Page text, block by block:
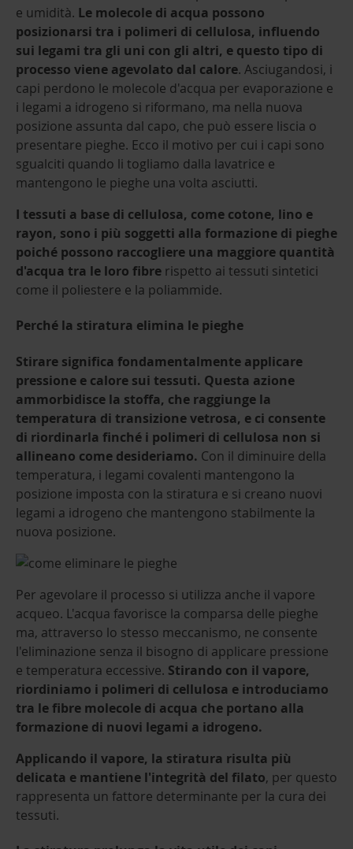
e umidità. Le molecole di acqua possono
posizionarsi tra i polimeri di cellulosa, influendo
sui legami tra gli uni con gli altri, e questo tipo di
processo viene agevolato dal calore. Asciugandosi, i
capi perdono le molecole d'acqua per evaporazione e
i legami a idrogeno si riformano, ma nella nuova
posizione assunta dal capo, che può essere liscia o
presentare pieghe. Ecco il motivo per cui i capi sono
sgualciti quando li togliamo dalla lavatrice e
mantengono le pieghe una volta asciutti.
I tessuti a base di cellulosa, come cotone, lino e
rayon, sono i più soggetti alla formazione di pieghe
poiché possono raccogliere una maggiore quantità
d'acqua tra le loro fibre rispetto ai tessuti sintetici
come il poliestere e la poliammide.
Perché la stiratura elimina le pieghe
Stirare significa fondamentalmente applicare
pressione e calore sui tessuti. Questa azione
ammorbidisce la stoffa, che raggiunge la
temperatura di transizione vetrosa, e ci consente
di riordinarla finché i polimeri di cellulosa non si
allineano come desideriamo. Con il diminuire della
temperatura, i legami covalenti mantengono la
posizione imposta con la stiratura e si creano nuovi
legami a idrogeno che mantengono stabilmente la
nuova posizione.
Per agevolare il processo si utilizza anche il vapore
acqueo. L'acqua favorisce la comparsa delle pieghe
ma, attraverso lo stesso meccanismo, ne consente
l'eliminazione senza il bisogno di applicare pressione
e temperatura eccessive. Stirando con il vapore,
riordiniamo i polimeri di cellulosa e introduciamo
tra le fibre molecole di acqua che portano alla
formazione di nuovi legami a idrogeno.
Applicando il vapore, la stiratura risulta più
delicata e mantiene l'integrità del filato, per questo
rappresenta un fattore determinante per la cura dei
tessuti.